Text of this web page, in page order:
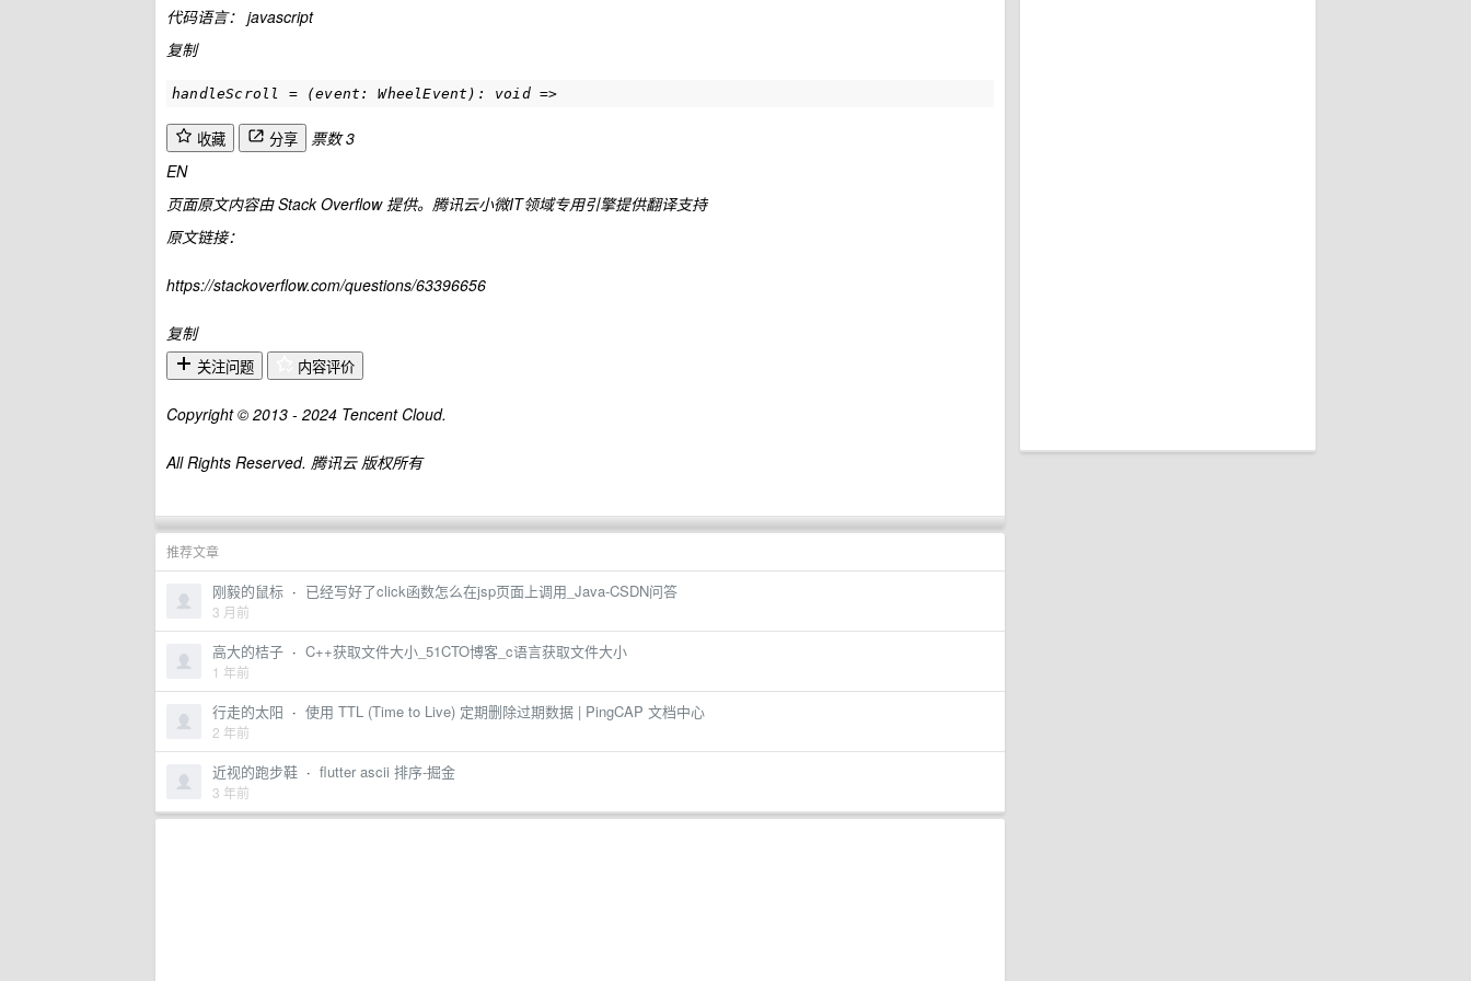
代码语言： javascript
复制
handleScroll = (event: WheelEvent): void =>
收藏 分享
票数 3
EN
页面原文内容由Stack Overflow 提供。腾讯云小微IT领域专用引擎提供翻译支持
原文链接：
https://stackoverflow.com/questions/63396656
复制
关注问题 内容评价
Copyright © 2013 - 2024 Tencent Cloud.
All Rights Reserved. 腾讯云 版权所有
推荐文章
刚毅的鼠标 · 已经写好了click函数怎么在jsp页面上调用_Java-CSDN问答
3 月前
高大的桔子 · C++获取文件大小_51CTO博客_c语言获取文件大小
1 年前
行走的太阳 · 使用 TTL (Time to Live) 定期删除过期数据 | PingCAP 文档中心
2 年前
近视的跑步鞋 · flutter ascii 排序-掘金
3 年前